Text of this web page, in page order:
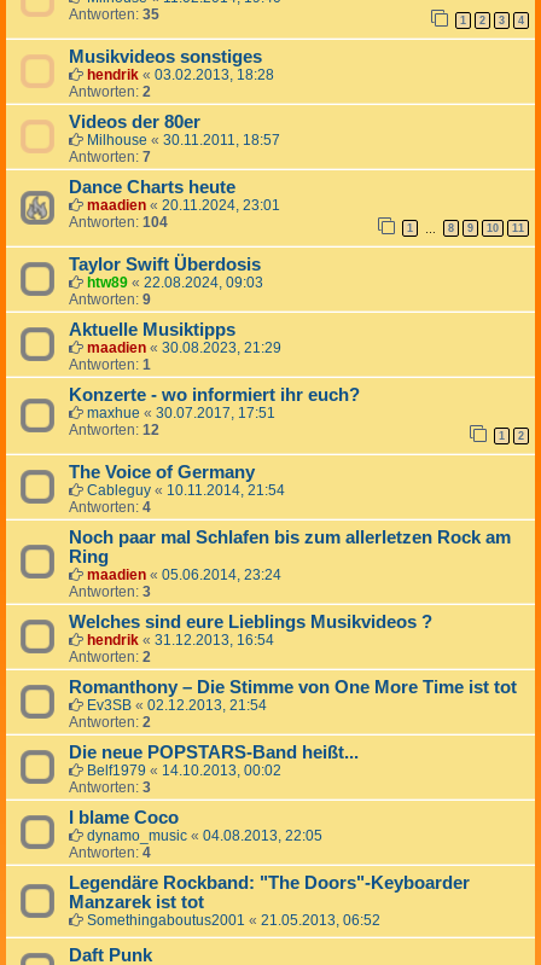
Antworten: 35 1 2 3 4
Musikvideos sonstiges
hendrik « 03.02.2013, 18:28
Antworten: 2
Videos der 80er
Milhouse « 30.11.2011, 18:57
Antworten: 7
Dance Charts heute
maadien « 20.11.2024, 23:01
Antworten: 104 1 … 8 9 10 11
Taylor Swift Überdosis
htw89 « 22.08.2024, 09:03
Antworten: 9
Aktuelle Musiktipps
maadien « 30.08.2023, 21:29
Antworten: 1
Konzerte - wo informiert ihr euch?
maxhue « 30.07.2017, 17:51
Antworten: 12 1 2
The Voice of Germany
Cableguy « 10.11.2014, 21:54
Antworten: 4
Noch paar mal Schlafen bis zum allerletzen Rock am
Ring
maadien « 05.06.2014, 23:24
Antworten: 3
Welches sind eure Lieblings Musikvideos ?
hendrik « 31.12.2013, 16:54
Antworten: 2
Romanthony – Die Stimme von One More Time ist tot
Ev3SB « 02.12.2013, 21:54
Antworten: 2
Die neue POPSTARS-Band heißt...
Belf1979 « 14.10.2013, 00:02
Antworten: 3
I blame Coco
dynamo_music « 04.08.2013, 22:05
Antworten: 4
Legendäre Rockband: "The Doors"-Keyboarder
Manzarek ist tot
Somethingaboutus2001 « 21.05.2013, 06:52
Daft Punk